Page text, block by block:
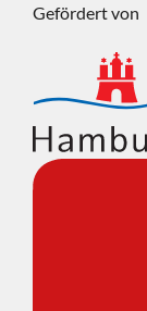
Gefördert von